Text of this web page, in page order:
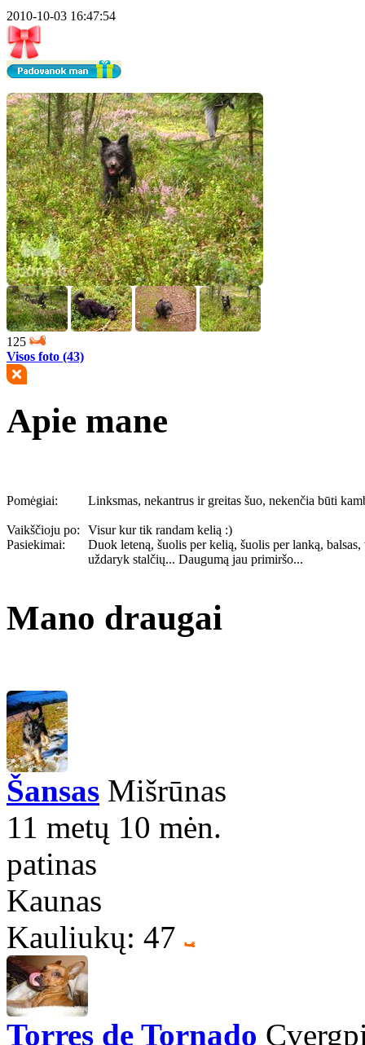
2010-10-03 16:47:54
125
Visos foto (43)
Apie mane
Pomėgiai: Linksmas, nekantrus ir greitas šuo, nekenčia būti
Vaikščioju po:
Visur kur tik randam kelią :)
Pasiekimai:
Duok leteną, šuolis per kelią, šuolis per lanką,
uždaryk stalčių... Daugumą jau primiršo...
Mano draugai
Šansas Mišrūnas
11 metų 10 mėn.
patinas
Kaunas
Kauliukų: 47
Torres de Tornado